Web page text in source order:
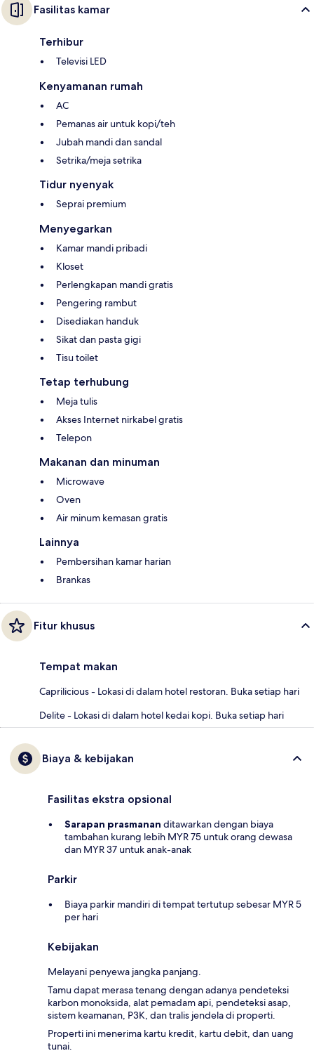
Fasilitas kamar
Terhibur
Televisi LED
Kenyamanan rumah
AC
Pemanas air untuk kopi/teh
Jubah mandi dan sandal
Setrika/meja setrika
Tidur nyenyak
Seprai premium
Menyegarkan
Kamar mandi pribadi
Kloset
Perlengkapan mandi gratis
Pengering rambut
Disediakan handuk
Sikat dan pasta gigi
Tisu toilet
Tetap terhubung
Meja tulis
Akses Internet nirkabel gratis
Telepon
Makanan dan minuman
Microwave
Oven
Air minum kemasan gratis
Lainnya
Pembersihan kamar harian
Brankas
Fitur khusus
Tempat makan
Caprilicious - Lokasi di dalam hotel restoran. Buka setiap hari
Delite - Lokasi di dalam hotel kedai kopi. Buka setiap hari
Biaya & kebijakan
Fasilitas ekstra opsional
Sarapan prasmanan ditawarkan dengan biaya
tambahan kurang lebih MYR 75 untuk orang dewasa
dan MYR 37 untuk anak-anak
Parkir
Biaya parkir mandiri di tempat tertutup sebesar MYR 5
per hari
Kebijakan
Melayani penyewa jangka panjang.
Tamu dapat merasa tenang dengan adanya pendeteksi
karbon monoksida, alat pemadam api, pendeteksi asap,
sistem keamanan, P3K, dan tralis jendela di properti.
Properti ini menerima kartu kredit, kartu debit, dan uang
tunai.